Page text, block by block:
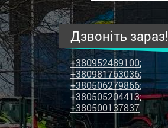
сільськогосподарської
техніки
та
запчастин
Дзвоніть зараз!
+380952489100;
+380981763036;
+380506279866;
+380505204413;
+380500137837